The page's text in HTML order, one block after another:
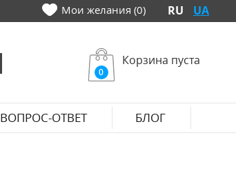
Мои желания (0) RU UA
0
Корзина пуста
ВОПРОС-ОТВЕТ БЛОГ